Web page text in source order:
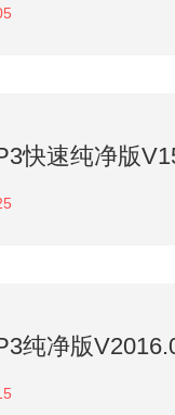
快速纯净版
纯净版